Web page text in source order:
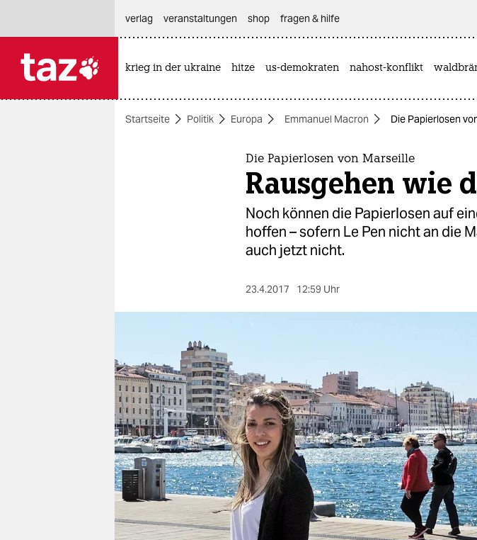
themen
wahrheit
verlag
verlag
veranstaltungen
shop
fragen & hilfe
verlag
veranstaltungen shop fragen & hilfe
krieg in der ukraine hitze us-demokraten nahost-konflikt
Startseite Politik Europa Emmanuel Macron Die Papierlosen
Die Papierlosen von Marseille
Rausgehen wie
Noch können die Papierlosen auf
hoffen – sofern Le Pen nicht an die
auch jetzt nicht.
23.4.2017 12:59 Uhr